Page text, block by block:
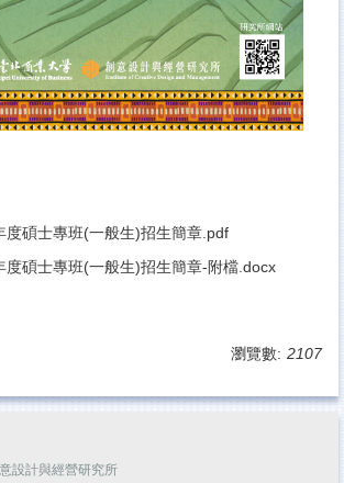
度碩士專班(一般生)招生簡章.pdf
度碩士專班(一般生)招生簡章-附檔.docx
瀏覽數: 2107
設計與經營研究所